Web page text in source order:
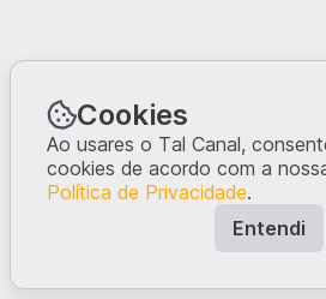
Cookies
Ao usares o Tal Canal,
cookies de acordo com a
Política de Privacidade.
Entendi